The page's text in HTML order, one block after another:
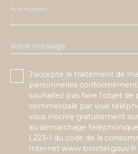
-
Vous souhaitez
Votre message
J'accepte le traitement de
personnelles conformément
souhaitez pas faire l'objet de
commerciale par voie
vous inscrire gratuitement
au démarchage
L223-1 du code de la
Internet